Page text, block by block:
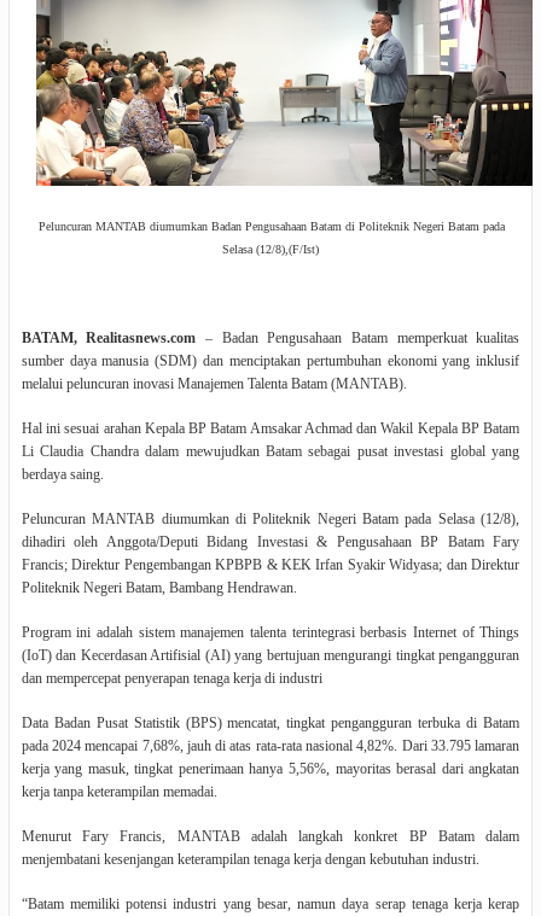
Peluncuran MANTAB diumumkan Badan Pengusahaan Batamdi Politeknik Negeri Batam pada
Selasa (12/8),(F/Ist)
BATAM, Realitasnews.com – Badan Pengusahaan Batam memperkuat kualitas
sumber daya manusia (SDM) dan menciptakan pertumbuhan ekonomi yang inklusif
melalui peluncuran inovasi Manajemen Talenta Batam (MANTAB).
Hal ini sesuai arahan Kepala BP Batam Amsakar Achmad dan Wakil Kepala BP Batam
Li Claudia Chandra dalam mewujudkan Batam sebagai pusat investasi global yang
berdaya saing.
Peluncuran MANTAB diumumkan di Politeknik Negeri Batam pada Selasa (12/8),
dihadiri oleh Anggota/Deputi Bidang Investasi & Pengusahaan BP Batam Fary
Francis; Direktur Pengembangan KPBPB & KEK Irfan Syakir Widyasa; dan Direktur
Politeknik Negeri Batam, Bambang Hendrawan.
Program ini adalah sistem manajemen talenta terintegrasi berbasis Internet of Things
(IoT) dan Kecerdasan Artifisial (AI) yang bertujuan mengurangi tingkat pengangguran
dan mempercepat penyerapan tenaga kerja di industri
Data Badan Pusat Statistik (BPS) mencatat, tingkat pengangguran terbuka di Batam
pada 2024 mencapai 7,68%, jauh di atas rata-rata nasional 4,82%. Dari 33.795 lamaran
kerja yang masuk, tingkat penerimaan hanya 5,56%, mayoritas berasal dari angkatan
kerja tanpa keterampilan memadai.
Menurut Fary Francis, MANTAB adalah langkah konkret BP Batam dalam
menjembatani kesenjangan keterampilan tenaga kerja dengan kebutuhan industri.
“Batam memiliki potensi industri yang besar, namun daya serap tenaga kerja kerap